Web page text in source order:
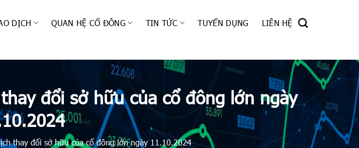
DỊCH QUAN HỆ CỔ ĐÔNG TIN TỨC TUYỂN DỤNG LIÊN HỆ
đổi sở hữu của cổ đông lớn ngày
thay đổi sở hữu của cổ đông lớn ngày 11.10.2024